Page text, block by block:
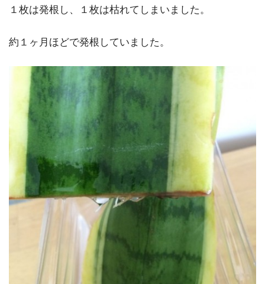
１枚は発根し、１枚は枯れてしまいました。
約１ヶ月ほどで発根していました。